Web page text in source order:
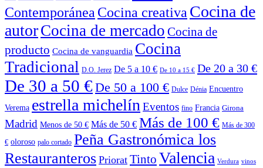
Contemporánea Cocina creativa Cocina de
autorCocina de mercado Cocina de
producto Cocina de vanguardia Cocina
Tradicional D.O. Jerez De 5 a 10 € De 10 a 15 € De 20 a 30 €
De 30 a 50 € De 50 a 100 € Dulce Dénia Encuentro
Verema estrella michelín Eventos fino Francia Girona
Madrid Menos de 50 € Más de 50 € Más de 100 € Más de 300
€ oloroso palo cortado Peña Gastronómica los
Restauranteros Priorat Tinto Valencia Verdura vinos